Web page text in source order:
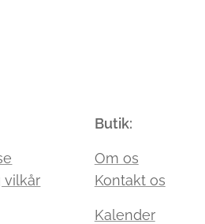
vilkår
Butik:
Om os
Kontakt os
Kalender